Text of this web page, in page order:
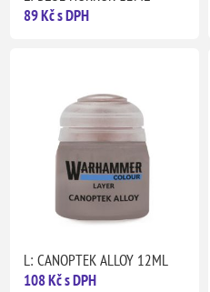
89 Kč s DPH
L: CANOPTEK ALLOY 12ML
108 Kč s DPH